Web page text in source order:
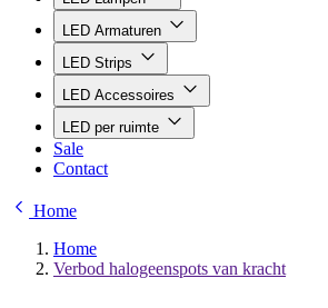
LED Armaturen
LED Strips
LED Accessoires
LED per ruimte
Sale
Contact
Home
Home
Verbod halogeenspots van kracht